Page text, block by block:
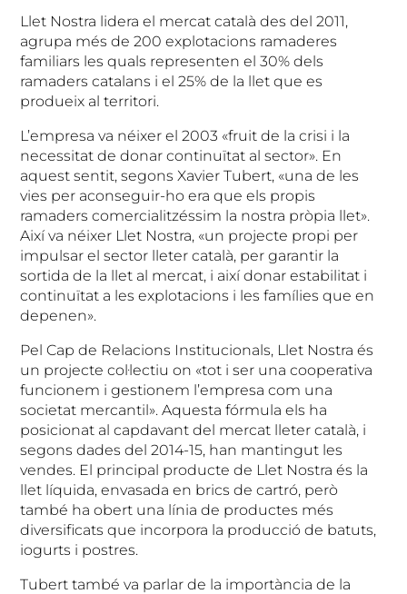
Llet Nostra lidera el mercat català des del 2011,
agrupa més de 200 explotacions ramaderes
familiars les quals representen el 30% dels
ramaders catalans i el 25% de la llet que es
produeix al territori.
L’empresa va néixer el 2003 «fruit de la crisi i la
necessitat de donar continuïtat al sector». En
aquest sentit, segons Xavier Tubert, «una de les
vies per aconseguir-ho era que els propis
ramaders comercialitzéssim la nostra pròpia llet».
Així va néixer Llet Nostra, «un projecte propi per
impulsar el sector lleter català, per garantir la
sortida de la llet al mercat, i així donar estabilitat i
continuïtat a les explotacions i les famílies que en
depenen».
Pel Cap de Relacions Institucionals, Llet Nostra és
un projecte col·lectiu on «tot i ser una cooperativa
funcionem i gestionem l’empresa com una
societat mercantil». Aquesta fórmula els ha
posicionat al capdavant del mercat lleter català, i
segons dades del 2014-15, han mantingut les
vendes. El principal producte de Llet Nostra és la
llet líquida, envasada en brics de cartró, però
també ha obert una línia de productes més
diversificats que incorpora la producció de batuts,
iogurts i postres.
Tubert també va parlar de la importància de la